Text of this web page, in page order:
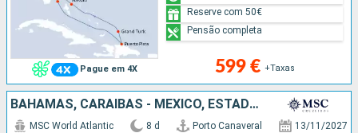
Pague em 4X 599 € +Taxas
Reserve com 50€
Pensão completa
BAHAMAS, CARAIBAS - MEXICO, ESTADOS UNIDOS
MSC World Atlantic 8 d Porto Canaveral 13/11/2027